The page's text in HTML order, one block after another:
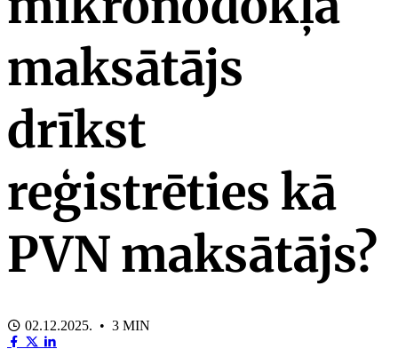
maksātājs
drīkst
reģistrēties kā
PVN maksātājs?
02.12.2025. • 3 MIN